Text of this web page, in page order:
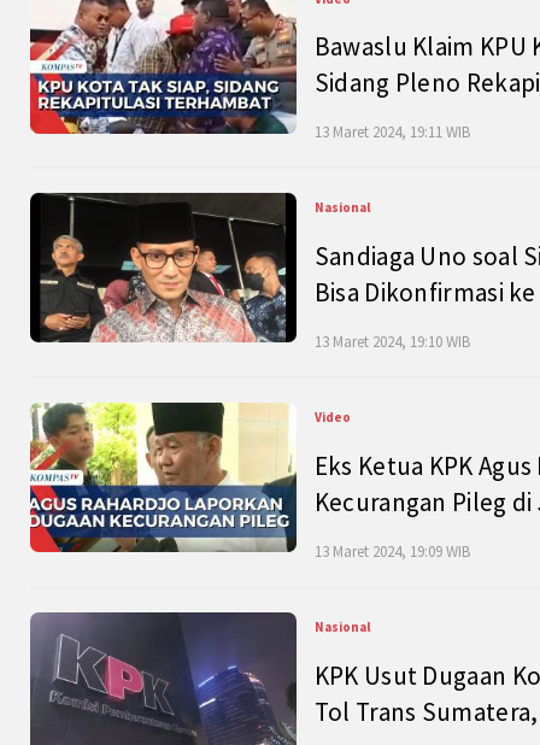
Bawaslu Klaim
Sidang Pleno
13 Maret 2024, 19:11 WIB
Nasional
Sandiaga Uno soal
Bisa Dikonfirmasi
13 Maret 2024, 19:10 WIB
Video
Eks Ketua KPK
Kecurangan Pileg
13 Maret 2024, 19:09 WIB
Nasional
KPK Usut Dugaan
Tol Trans